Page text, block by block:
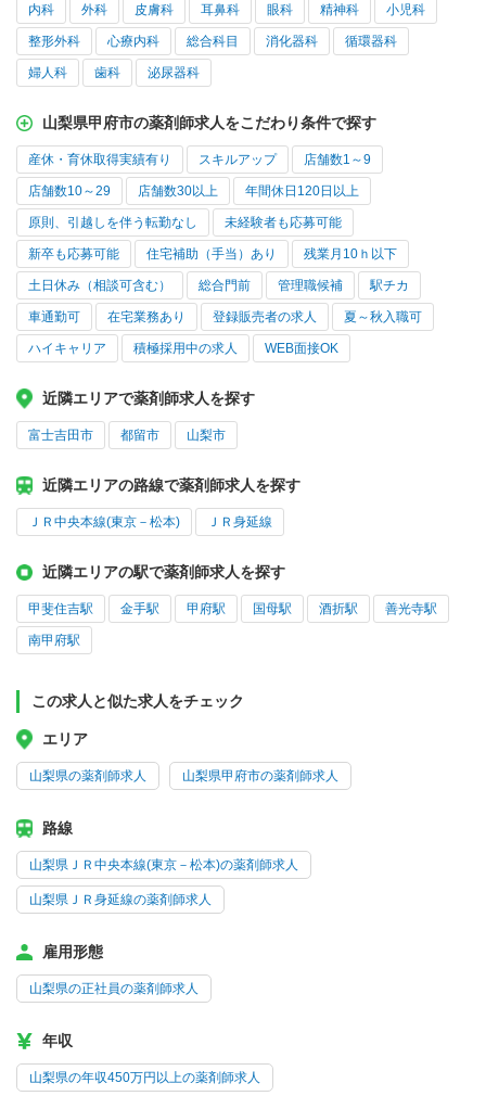
内科 外科 皮膚科 耳鼻科 眼科 精神科 小児科
整形外科 心療内科 総合科目 消化器科 循環器科
婦人科 歯科 泌尿器科
山梨県甲府市の薬剤師求人をこだわり条件で探す
産休・育休取得実績有り スキルアップ 店舗数1～9
店舗数10～29 店舗数30以上 年間休日120日以上
原則、引越しを伴う転勤なし 未経験者も応募可能
新卒も応募可能 住宅補助（手当）あり 残業月10ｈ以下
土日休み（相談可含む） 総合門前 管理職候補 駅チカ
車通勤可 在宅業務あり 登録販売者の求人 夏～秋入職可
ハイキャリア 積極採用中の求人 WEB面接OK
近隣エリアで薬剤師求人を探す
富士吉田市 都留市 山梨市
近隣エリアの路線で薬剤師求人を探す
ＪＲ中央本線(東京－松本) ＪＲ身延線
近隣エリアの駅で薬剤師求人を探す
甲斐住吉駅 金手駅 甲府駅 国母駅 酒折駅 善光寺駅
南甲府駅
この求人と似た求人をチェック
エリア
山梨県の薬剤師求人 山梨県甲府市の薬剤師求人
路線
山梨県ＪＲ中央本線(東京－松本)の薬剤師求人
山梨県ＪＲ身延線の薬剤師求人
雇用形態
山梨県の正社員の薬剤師求人
年収
山梨県の年収450万円以上の薬剤師求人